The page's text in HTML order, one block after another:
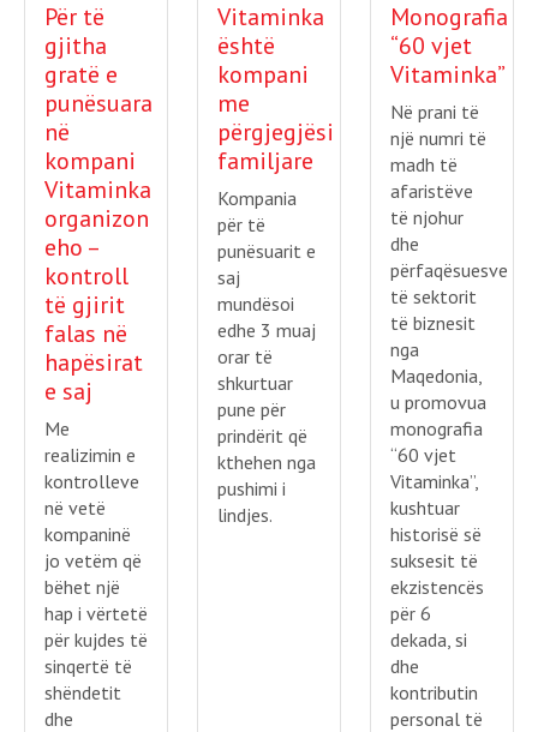
Për të
gjitha
gratë e
punësuara
në
kompani
Vitaminka
organizon
eho –
kontroll
të gjirit
falas në
hapësirat
e saj
Me
realizimin e
kontrolleve
në vetë
kompaninë
jo vetëm që
bëhet një
hap i vërtetë
për kujdes të
sinqertë të
shëndetit
dhe
Vitaminka
është
kompani
me
përgjegjësi
familjare
Kompania
për të
punësuarit e
saj
mundësoi
edhe 3 muaj
orar të
shkurtuar
pune për
prindërit që
kthehen nga
pushimi i
lindjes.
Monografia
“60 vjet
Vitaminka”
Në prani të
një numri të
madh të
afaristëve
të njohur
dhe
përfaqësuesve
të sektorit
të biznesit
nga
Maqedonia,
u promovua
monografia
“60 vjet
Vitaminka”,
kushtuar
historisë së
suksesit të
ekzistencës
për 6
dekada, si
dhe
kontributin
personal të